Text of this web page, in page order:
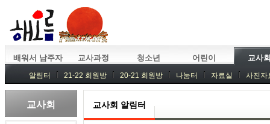
배워서 남주자 교사과정 청소년 어린이 교사
알림터 21-22 회원방 20-21 회원방 나눔터 자료실 사진자
교사회 교사회 알림터